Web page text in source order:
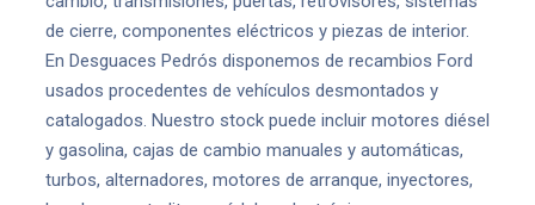
de cierre, componentes eléctricos y piezas de interior.
En Desguaces Pedrós disponemos de recambios Ford
usados procedentes de vehículos desmontados y
catalogados. Nuestro stock puede incluir motores diésel
y gasolina, cajas de cambio manuales y automáticas,
turbos, alternadores, motores de arranque, inyectores,